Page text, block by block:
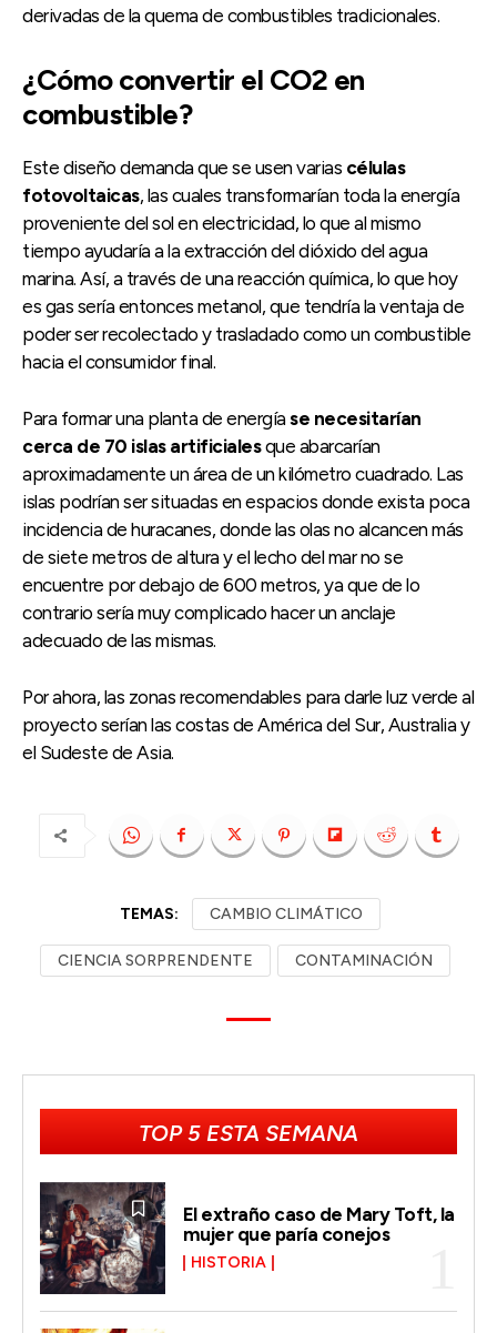
derivadas de la quema de combustibles tradicionales.
¿Cómo convertir el CO2 en
combustible?
Este diseño demanda que se usen varias células
fotovoltaicas, las cuales transformarían toda la energía
proveniente del sol en electricidad, lo que al mismo
tiempo ayudaría a la extracción del dióxido del agua
marina. Así, a través de una reacción química, lo que hoy
es gas sería entonces metanol, que tendría la ventaja de
poder ser recolectado y trasladado como un combustible
hacia el consumidor final.
Para formar una planta de energíase necesitarían
cerca de 70 islas artificialesque abarcarían
aproximadamente un área de un kilómetro cuadrado. Las
islas podrían ser situadas en espacios donde exista poca
incidencia de huracanes, donde las olas no alcancen más
de siete metros de altura y el lecho del mar no se
encuentre por debajo de 600 metros, ya que de lo
contrario sería muy complicado hacer un anclaje
adecuado de las mismas.
Por ahora, las zonas recomendables para darle luz verde al
proyecto serían las costas de América del Sur, Australia y
el Sudeste de Asia.
TEMAS: CAMBIO CLIMÁTICO
CIENCIA SORPRENDENTE CONTAMINACIÓN
TOP 5 ESTA SEMANA
El extraño caso de Mary Toft, la
mujer que paría conejos
HISTORIA